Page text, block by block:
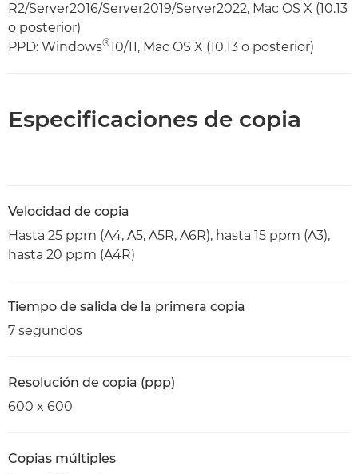
R2/Server2016/Server2019/Server2022, Mac OS X (10.13
o posterior)
PPD: Windows®10/11, Mac OS X (10.13 o posterior)
Especificaciones de copia
Velocidad de copia
Hasta 25 ppm (A4, A5, A5R, A6R), hasta 15 ppm (A3),
hasta 20 ppm (A4R)
Tiempo de salida de la primera copia
7 segundos
Resolución de copia (ppp)
600 x 600
Copias múltiples